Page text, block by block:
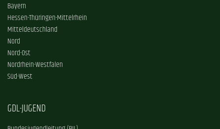
Bayern
Hessen-Thüringen-Mittelrhein
Mitteldeutschland
Nord
Nord-Ost
Nordrhein-Westfalen
Süd-West
GDL-JUGEND